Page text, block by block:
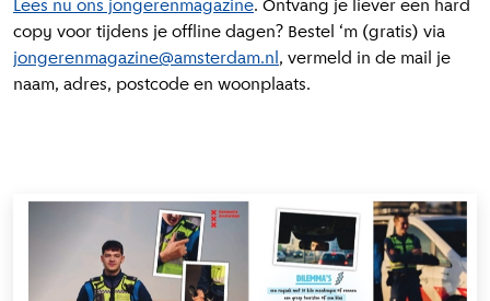
Lees nu ons jongerenmagazine. Ontvang je liever een hard
copy voor tijdens je offline dagen? Bestel ‘m (gratis) via
jongerenmagazine@amsterdam.nl, vermeld in de mail je
naam, adres, postcode en woonplaats.